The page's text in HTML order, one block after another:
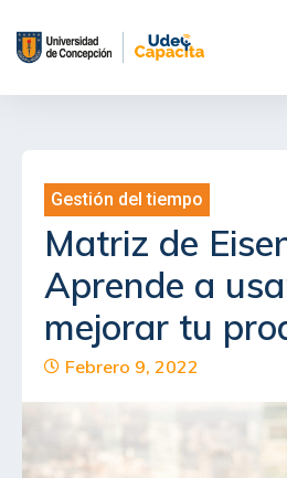
Saltar
Gestión del tiempo
Matriz de
Aprende a
mejorar tu
Febrero 9, 2022